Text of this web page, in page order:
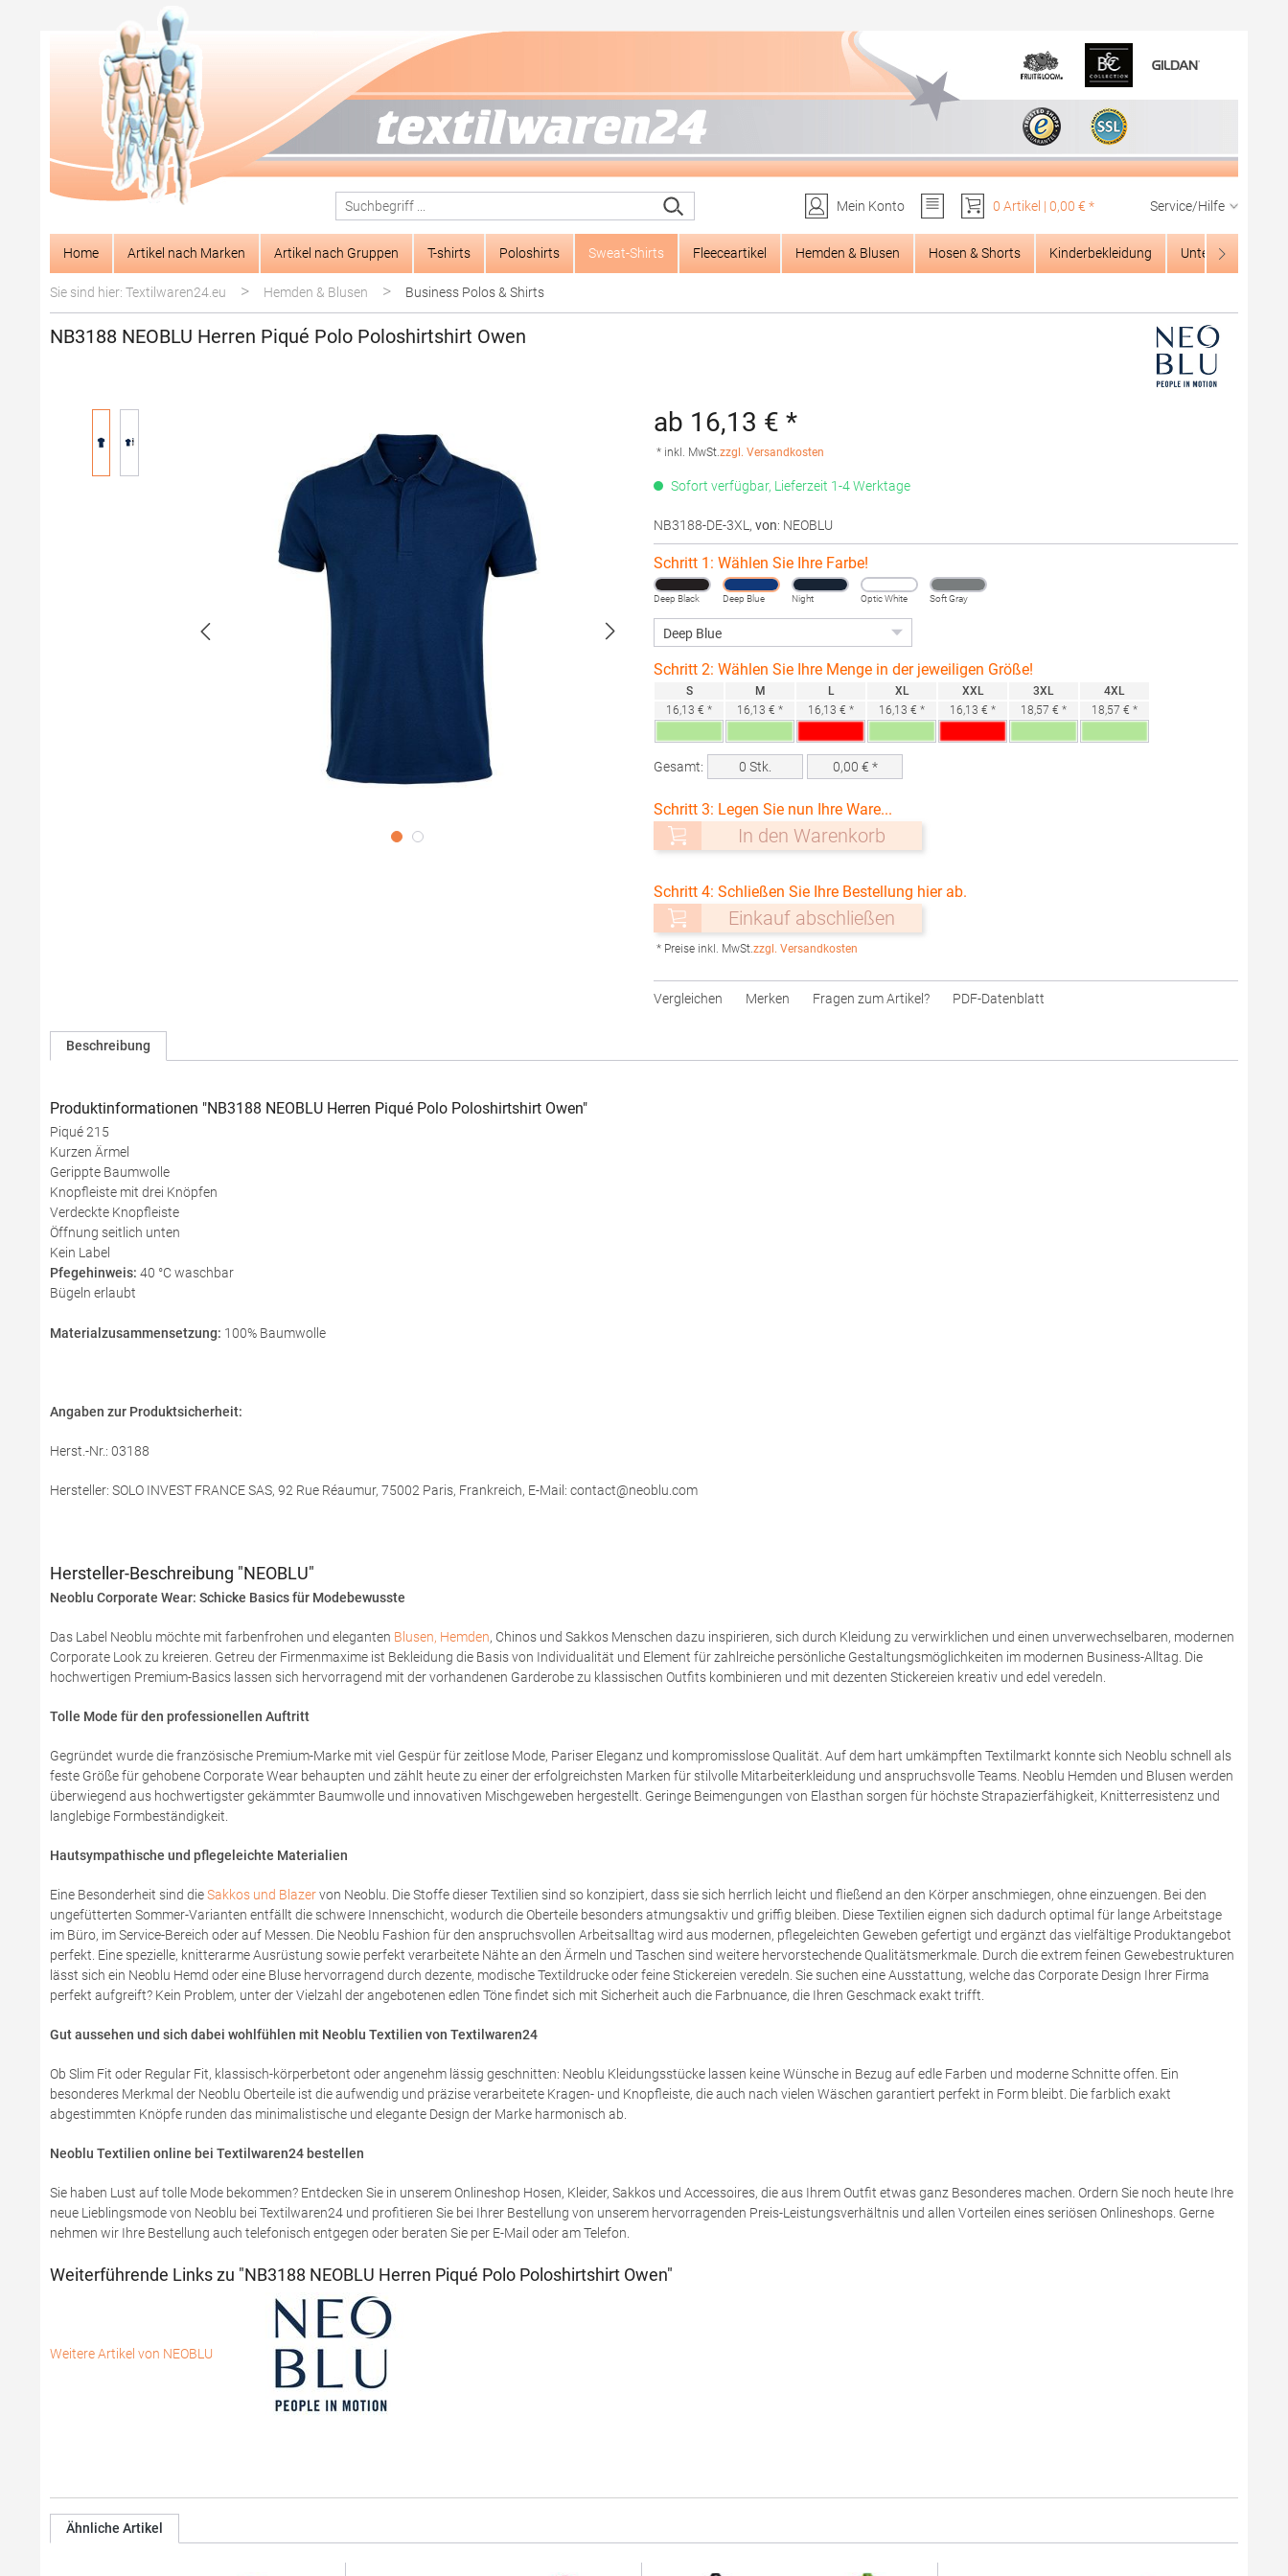
Zur Hauptnavigation springen
Mein Konto
0 Artikel | 0,00 € * Service/Hilfe
Home Artikel nach Marken Artikel nach Gruppen T-shirts Poloshirts Sweat-Shirts Fleeceartikel Hemden & Blusen Hosen & Shorts Kinderbekleidung Unterwäsche
Sie sind hier: Textilwaren24.eu > Hemden & Blusen > Business Polos & Shirts
NB3188 NEOBLU Herren Piqué Polo Poloshirtshirt Owen
ab 16,13 € *
* inkl. MwSt.zzgl. Versandkosten
Sofort verfügbar, Lieferzeit 1-4 Werktage
NB3188-DE-3XL , von: NEOBLU
Schritt 1: Wählen Sie Ihre Farbe!
Deep Black Deep Blue Night Optic White Soft Gray
Schritt 2: Wählen Sie Ihre Menge in der jeweiligen Größe!
S
16,13 € *
M
16,13 € *
L
16,13 € *
XL
16,13 € *
XXL
16,13 € *
3XL
18,57 € *
4XL
18,57 € *
Gesamt: 0 Stk. 0,00 € *
Schritt 3: Legen Sie nun Ihre Ware...
In den Warenkorb
Schritt 4: Schließen Sie Ihre Bestellung hier ab.
Einkauf abschließen
* Preise inkl. MwSt.zzgl. Versandkosten
Vergleichen Merken Fragen zum Artikel? PDF-Datenblatt
Beschreibung
Produktinformationen "NB3188 NEOBLU Herren Piqué Polo Poloshirtshirt Owen"
Piqué 215
Kurzen Ärmel
Gerippte Baumwolle
Knopfleiste mit drei Knöpfen
Verdeckte Knopfleiste
Öffnung seitlich unten
Kein Label
Pfegehinweis: 40 °C waschbar
Bügeln erlaubt
Materialzusammensetzung: 100% Baumwolle
Angaben zur Produktsicherheit:
Herst.-Nr.: 03188
Hersteller: SOLO INVEST FRANCE SAS, 92 Rue Réaumur, 75002 Paris, Frankreich, E-Mail: contact@neoblu.com
Hersteller-Beschreibung "NEOBLU"
Neoblu Corporate Wear: Schicke Basics für Modebewusste
Das Label Neoblu möchte mit farbenfrohen und eleganten Blusen, Hemden, Chinos und Sakkos Menschen dazu inspirieren, sich durch Kleidung zu verwirklichen und einen unverwechselbaren, modernen
Corporate Look zu kreieren. Getreu der Firmenmaxime ist Bekleidung die Basis von Individualität und Element für zahlreiche persönliche Gestaltungsmöglichkeiten im modernen Business-Alltag. Die
hochwertigen Premium-Basics lassen sich hervorragend mit der vorhandenen Garderobe zu klassischen Outfits kombinieren und mit dezenten Stickereien kreativ und edel veredeln.
Tolle Mode für den professionellen Auftritt
Gegründet wurde die französische Premium-Marke mit viel Gespür für zeitlose Mode, Pariser Eleganz und kompromisslose Qualität. Auf dem hart umkämpften Textilmarkt konnte sich Neoblu schnell als
feste Größe für gehobene Corporate Wear behaupten und zählt heute zu einer der erfolgreichsten Marken für stilvolle Mitarbeiterkleidung und anspruchsvolle Teams. Neoblu Hemden und Blusen werden
überwiegend aus hochwertigster gekämmter Baumwolle und innovativen Mischgeweben hergestellt. Geringe Beimengungen von Elasthan sorgen für höchste Strapazierfähigkeit, Knitterresistenz und
langlebige Formbeständigkeit.
Hautsympathische und pflegeleichte Materialien
Eine Besonderheit sind dieSakkos und Blazervon Neoblu. Die Stoffe dieser Textilien sind so konzipiert, dass sie sich herrlich leicht und fließend an den Körper anschmiegen, ohne einzuengen. Bei den
ungefütterten Sommer-Varianten entfällt die schwere Innenschicht, wodurch die Oberteile besonders atmungsaktiv und griffig bleiben. Diese Textilien eignen sich dadurch optimal für lange Arbeitstage
im Büro, im Service-Bereich oder auf Messen. Die Neoblu Fashion für den anspruchsvollen Arbeitsalltag wird aus modernen, pflegeleichten Geweben gefertigt und ergänzt das vielfältige Produktangebot
perfekt. Eine spezielle, knitterarme Ausrüstung sowie perfekt verarbeitete Nähte an den Ärmeln und Taschen sind weitere hervorstechende Qualitätsmerkmale. Durch die extrem feinen Gewebestrukturen
lässt sich ein Neoblu Hemd oder eine Bluse hervorragend durch dezente, modische Textildrucke oder feine Stickereien veredeln. Sie suchen eine Ausstattung, welche das Corporate Design Ihrer Firma
perfekt aufgreift? Kein Problem, unter der Vielzahl der angebotenen edlen Töne findet sich mit Sicherheit auch die Farbnuance, die Ihren Geschmack exakt trifft.
Gut aussehen und sich dabei wohlfühlen mit Neoblu Textilien von Textilwaren24
Ob Slim Fit oder Regular Fit, klassisch-körperbetont oder angenehm lässig geschnitten: Neoblu Kleidungsstücke lassen keine Wünsche in Bezug auf edle Farben und moderne Schnitte offen. Ein
besonderes Merkmal der Neoblu Oberteile ist die aufwendig und präzise verarbeitete Kragen- und Knopfleiste, die auch nach vielen Wäschen garantiert perfekt in Form bleibt. Die farblich exakt
abgestimmten Knöpfe runden das minimalistische und elegante Design der Marke harmonisch ab.
Neoblu Textilien online bei Textilwaren24 bestellen
Sie haben Lust auf tolle Mode bekommen? Entdecken Sie in unserem Onlineshop Hosen, Kleider, Sakkos und Accessoires, die aus Ihrem Outfit etwas ganz Besonderes machen. Ordern Sie noch heute Ihre
neue Lieblingsmode von Neoblu bei Textilwaren24 und profitieren Sie bei Ihrer Bestellung von unserem hervorragenden Preis-Leistungsverhältnis und allen Vorteilen eines seriösen Onlineshops. Gerne
nehmen wir Ihre Bestellung auch telefonisch entgegen oder beraten Sie per E-Mail oder am Telefon.
Weiterführende Links zu "NB3188 NEOBLU Herren Piqué Polo Poloshirtshirt Owen"
Weitere Artikel von NEOBLU
Ähnliche Artikel